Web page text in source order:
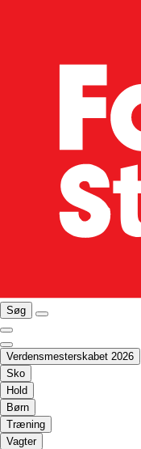
Søg
Verdensmesterskabet 2026
Sko
Hold
Børn
Træning
Vagter